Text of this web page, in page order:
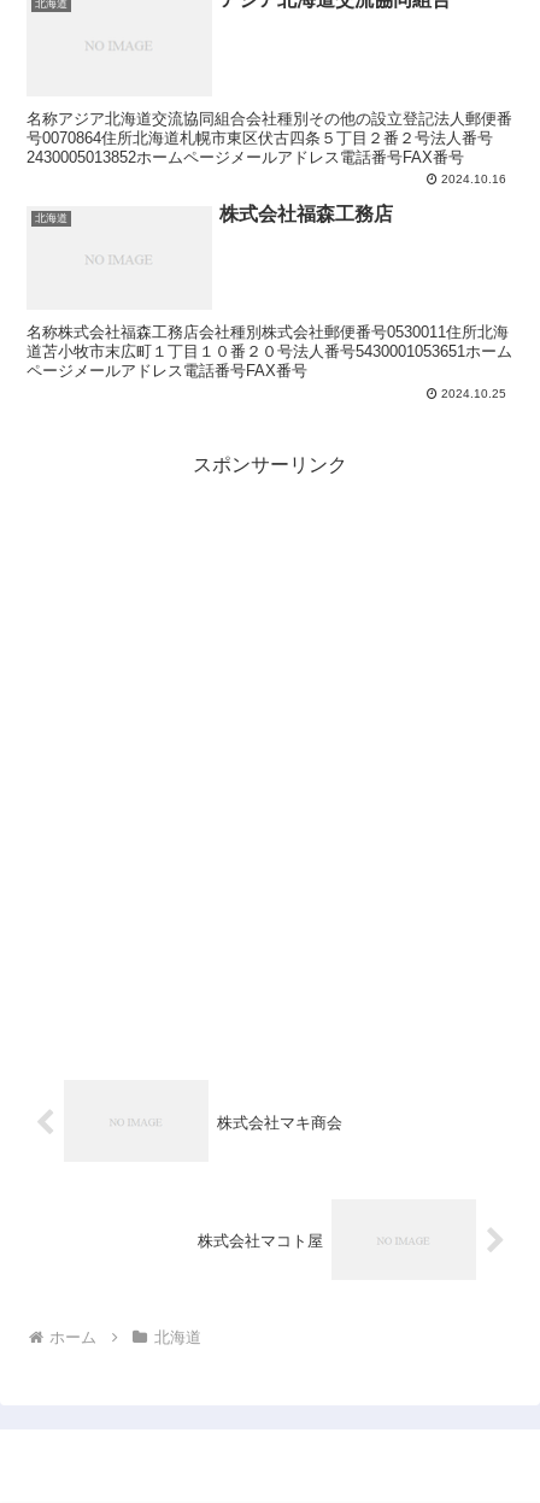
北海道
名称アジア北海道交流協同組合会社種別その他の設立登記法人郵便番
号0070864住所北海道札幌市東区伏古四条５丁目２番２号法人番号
2430005013852ホームページメールアドレス電話番号FAX番号
2024.10.16
北海道 株式会社福森工務店
名称株式会社福森工務店会社種別株式会社郵便番号0530011住所北海
道苫小牧市末広町１丁目１０番２０号法人番号5430001053651ホーム
ページメールアドレス電話番号FAX番号
2024.10.25
スポンサーリンク
株式会社マキ商会
株式会社マコト屋
ホーム 北海道